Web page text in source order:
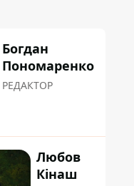
Богдан
Пономаренко
РЕДАКТОР
Любов
Кінаш